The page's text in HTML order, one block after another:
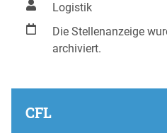
Logistik
Die Stellenanzeige
archiviert.
CFL